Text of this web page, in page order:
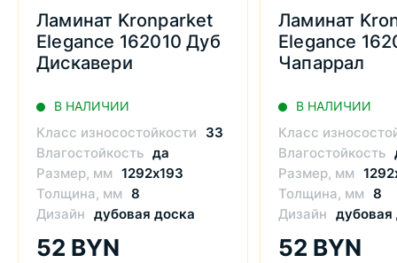
Ламинат Kronparket
Elegance 162010 Дуб
Дискавери
В НАЛИЧИИ
Класс износостойкости
33
Влагостойкость да
Размер, мм 1292х193
Толщина, мм 8
Дизайн дубовая доска
52 BYN
Ламинат
Elegance
Чапаррал
В НАЛИЧИИ
Класс
Влагостойкость
Размер, мм
Толщина, мм 8
Дизайн дубовая
52 BYN